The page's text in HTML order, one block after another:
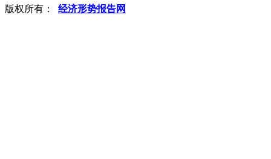
版权所有： 经济形势报告网